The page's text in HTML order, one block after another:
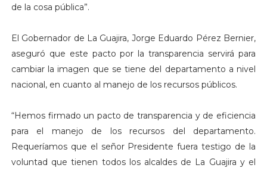
de la cosa pública”.
El Gobernador de La Guajira, Jorge Eduardo Pérez Bernier,
aseguró que este pacto por la transparencia servirá para
cambiar la imagen que se tiene del departamento a nivel
nacional, en cuanto al manejo de los recursos públicos.
“Hemos firmado un pacto de transparencia y de eficiencia
para el manejo de los recursos del departamento.
Requeríamos que el señor Presidente fuera testigo de la
voluntad que tienen todos los alcaldes de La Guajira y el